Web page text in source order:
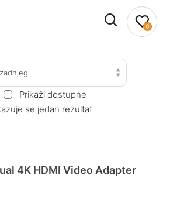
0
Prikaži dostupne
se jedan rezultat
4K HDMI Video Adapter